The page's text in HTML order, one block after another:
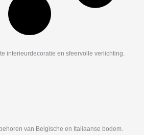
interieurdecoratie en sfeervolle verlichting.
van Belgische en Italiaanse bodem.